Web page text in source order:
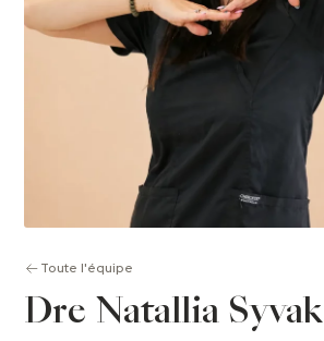
Toute l'équipe
Dre Natallia Syvak